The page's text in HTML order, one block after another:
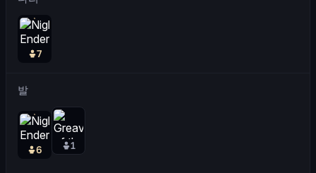
7
발
6 1